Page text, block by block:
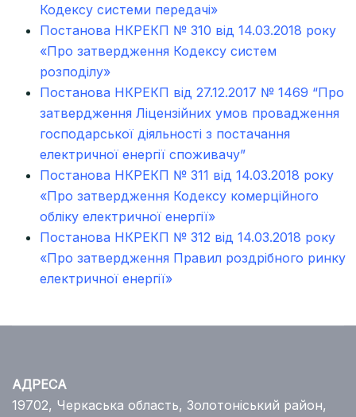
Кодексу системи передачі»
Постанова НКРЕКП № 310 від 14.03.2018 року
«Про затвердження Кодексу систем
розподілу»
Постанова НКРЕКП від 27.12.2017 № 1469 “Про
затвердження Ліцензійних умов провадження
господарської діяльності з постачання
електричної енергії споживачу”
Постанова НКРЕКП № 311 від 14.03.2018 року
«Про затвердження Кодексу комерційного
обліку електричної енергії»
Постанова НКРЕКП № 312 від 14.03.2018 року
«Про затвердження Правил роздрібного ринку
електричної енергії»
АДРЕСА
19702, Черкаська область, Золотоніський район,